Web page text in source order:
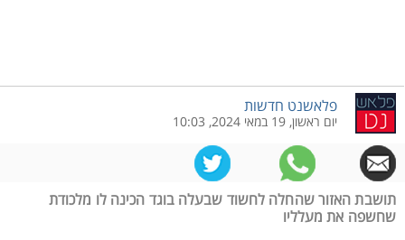
פלאשנט חדשות
יום ראשון, 19 במאי 2024, 10:03
תושבת האזור שהחלה לחשוד שבעלה בוגד הכינה לו מלכודת
שחשפה את מעלליו